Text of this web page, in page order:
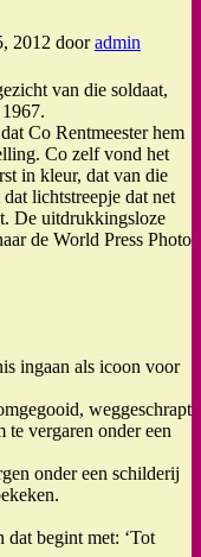
2012 dooradmin
van die soldaat,
Co Rentmeester hem
Co zelf vond het
in kleur, dat van die
lichtstreepje dat net
De uitdrukkingsloze
de World Press Photo
ingaan als icoon voor
weggeschrapt
vergaren onder een
onder een schilderij
begint met: ‘Tot